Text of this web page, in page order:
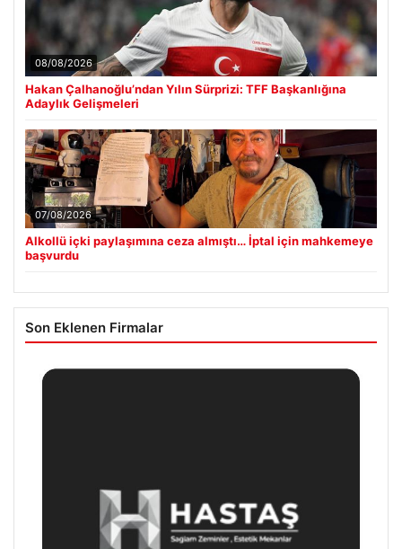
08/08/2026
Hakan Çalhanoğlu’ndan Yılın Sürprizi: TFF Başkanlığına
Adaylık Gelişmeleri
07/08/2026
Alkollü içki paylaşımına ceza almıştı… İptal için mahkemeye
başvurdu
Son Eklenen Firmalar